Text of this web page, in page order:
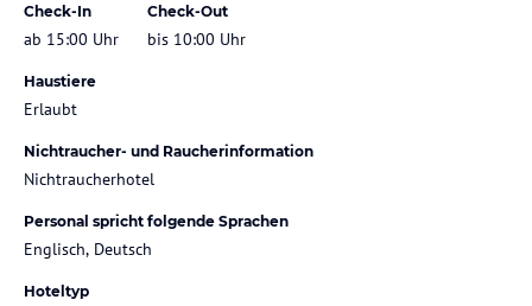
Check-In
ab 15:00 Uhr
Check-Out
bis 10:00 Uhr
Haustiere
Erlaubt
Nichtraucher- und Raucherinformation
Nichtraucherhotel
Personal spricht folgende Sprachen
Englisch, Deutsch
Hoteltyp